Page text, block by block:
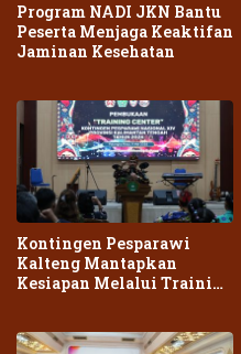
Program NADI JKN Bantu
Peserta Menjaga Keaktifan
Jaminan Kesehatan
Kontingen Pesparawi
Kalteng Mantapkan
Kesiapan Melalui Training